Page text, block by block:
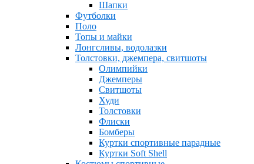
Шапки
Футболки
Поло
Топы и майки
Лонгсливы, водолазки
Толстовки, джемпера, свитшоты
Олимпийки
Джемперы
Свитшоты
Худи
Толстовки
Флиски
Бомберы
Куртки спортивные парадные
Куртки Soft Shell